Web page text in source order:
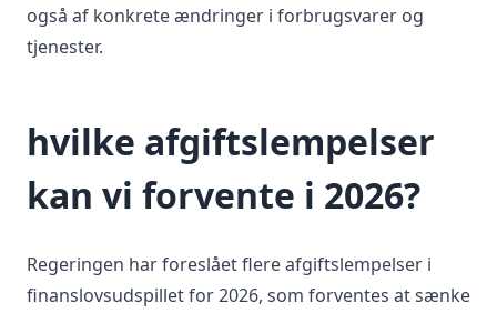
også af konkrete ændringer i forbrugsvarer og
tjenester.
hvilke afgiftslempelser
kan vi forvente i 2026?
Regeringen har foreslået flere afgiftslempelser i
finanslovsudspillet for 2026, som forventes at sænke